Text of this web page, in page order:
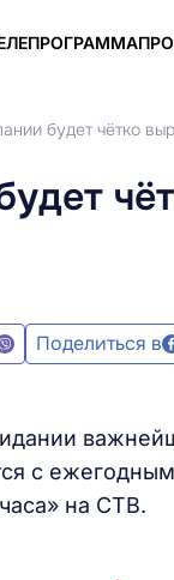
будет чётко
Поделиться в
с
на СТВ.